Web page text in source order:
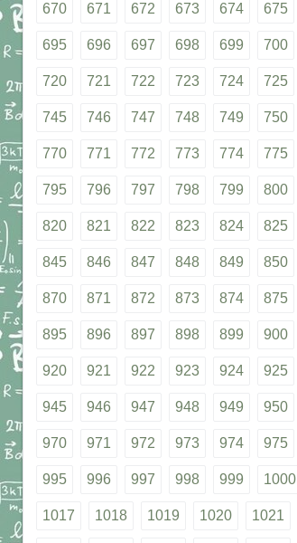
670 671 672 673 674 675
695 696 697 698 699 700
720 721 722 723 724 725
745 746 747 748 749 750
770 771 772 773 774 775
795 796 797 798 799 800
820 821 822 823 824 825
845 846 847 848 849 850
870 871 872 873 874 875
895 896 897 898 899 900
920 921 922 923 924 925
945 946 947 948 949 950
970 971 972 973 974 975
995 996 997 998 999 1000
1017 1018 1019 1020 1021